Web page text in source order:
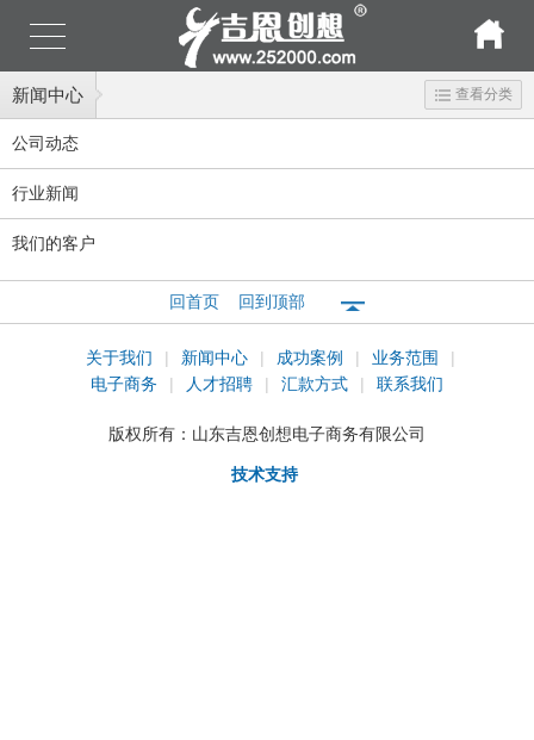
新闻中心 查看分类
公司动态
行业新闻
我们的客户
回首页 回到顶部
关于我们 | 新闻中心 | 成功案例 | 业务范围
|
电子商务
| 人才招聘 | 汇款方式 | 联系我们
版权所有： 山东吉恩创想电子商务有限公司
技术支持